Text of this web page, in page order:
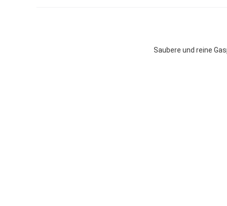
Saubere und reine